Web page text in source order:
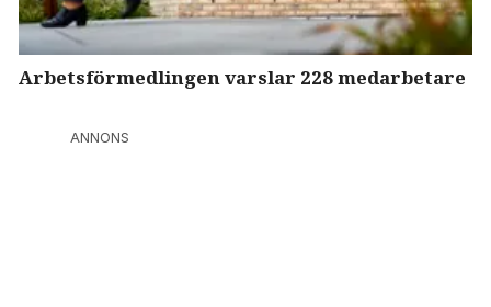
Arbetsförmedlingen varslar 228 medarbetare
ANNONS